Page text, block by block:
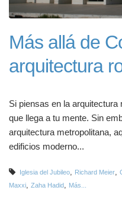
Más allá de
arquitectura
Si piensas en la
que llega a tu mente. Sin
arquitectura metropolitana,
edificios moderno...
Iglesia del Jubileo Richard Meier
Maxxi
Zaha Hadid Más...